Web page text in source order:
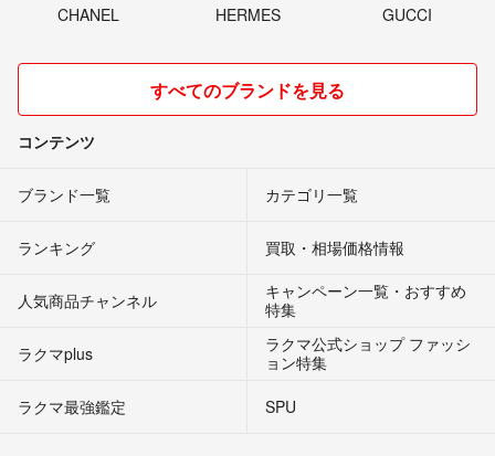
CHANEL HERMES GUCCI
すべてのブランドを見る
コンテンツ
ブランド一覧 カテゴリ一覧
ランキング 買取・相場価格情報
人気商品チャンネル
キャンペーン一覧・おすすめ
特集
ラクマplus
ラクマ公式ショップ ファッシ
ョン特集
ラクマ最強鑑定
SPU